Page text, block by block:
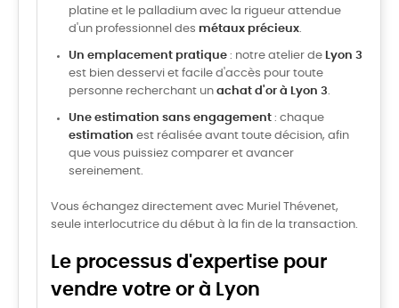
platine et le palladium avec la rigueur attendue
d'un professionnel des métaux précieux.
Un emplacement pratique : notre atelier de Lyon 3
est bien desservi et facile d'accès pour toute
personne recherchant un achat d'or à Lyon 3.
Une estimation sans engagement : chaque
estimation est réalisée avant toute décision, afin
que vous puissiez comparer et avancer
sereinement.
Vous échangez directement avec Muriel Thévenet,
seule interlocutrice du début à la fin de la transaction.
Le processus d'expertise pour
vendre votre or à Lyon